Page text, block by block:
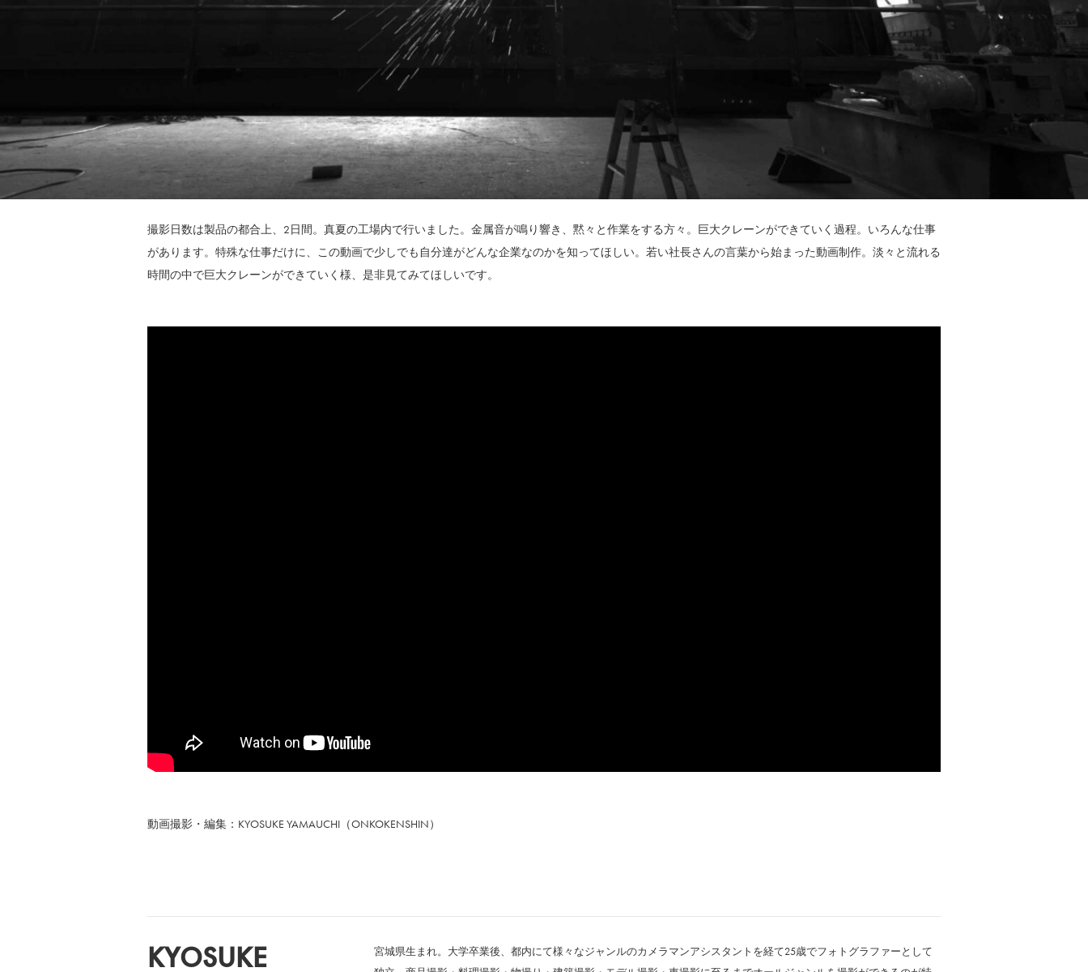
撮影日数は製品の都合上、2日間。真夏の工場内で行いました。金属音が鳴り響き、黙々と作業をする方々。巨大クレーンができていく過程。いろんな仕事
があります。特殊な仕事だけに、この動画で少しでも自分達がどんな企業なのかを知ってほしい。若い社長さんの言葉から始まった動画制作。淡々と流れる
時間の中で巨大クレーンができていく様、是非見てみてほしいです。
動画撮影・編集：KYOSUKE YAMAUCHI（ONKOKENSHIN）
KYOSUKE
宮城県生まれ。大学卒業後、都内にて様々なジャンルのカメラマンアシスタントを経て25歳でフォトグラファーとして